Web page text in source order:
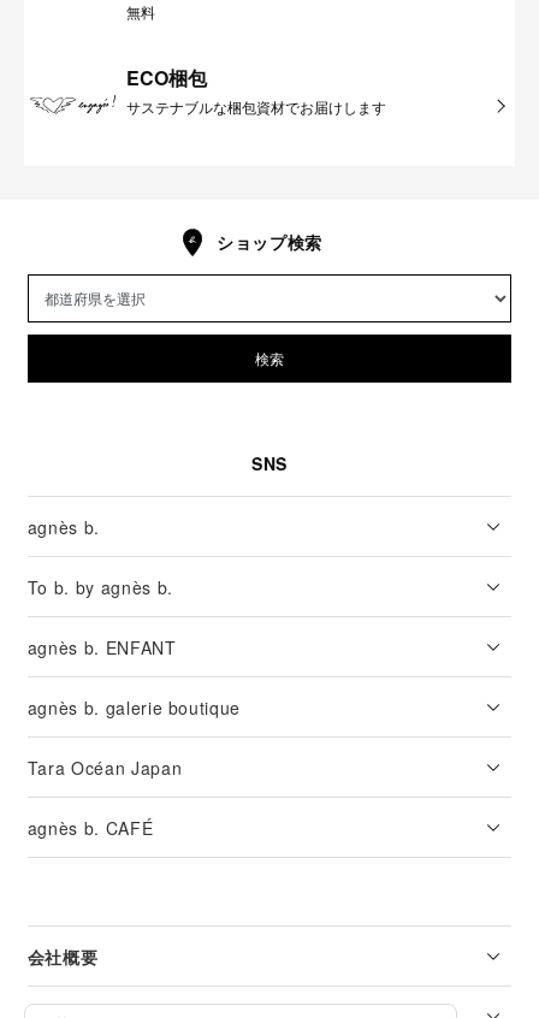
無料
ECO梱包
サステナブルな梱包資材でお届けします
ショップ検索
検索
SNS
agnès b.
To b. by agnès b.
agnès b. ENFANT
agnès b. galerie boutique
Tara Océan Japan
agnès b. CAFÉ
会社概要